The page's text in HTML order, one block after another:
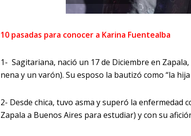
10 pasadas para conocer a Karina Fuentealba
1- Sagitariana, nació un 17 de Diciembre en
nena y un varón). Su esposo la bautizó como “la
2- Desde chica, tuvo asma y superó la enfermedad
Zapala a Buenos Aires para estudiar) y con su